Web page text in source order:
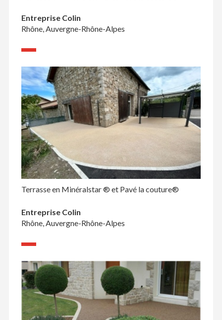
Entreprise Colin
Rhône, Auvergne-Rhône-Alpes
Terrasse en Minéralstar ® et Pavé la couture®
Entreprise Colin
Rhône, Auvergne-Rhône-Alpes